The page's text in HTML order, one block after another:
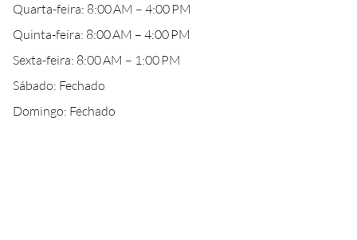
Quarta-feira: 8:00 AM – 4:00 PM
Quinta-feira: 8:00 AM – 4:00 PM
Sexta-feira: 8:00 AM – 1:00 PM
Sábado: Fechado
Domingo: Fechado